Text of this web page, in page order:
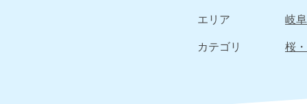
エリア
岐
カテゴリ
桜